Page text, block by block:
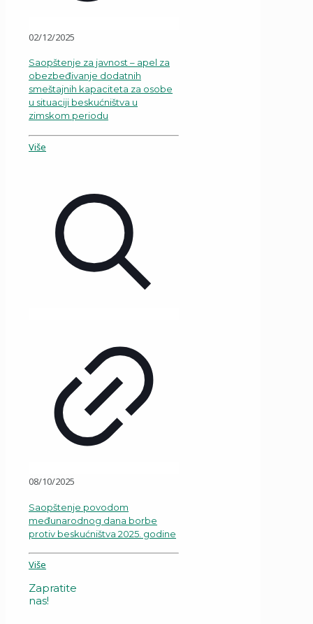
02/12/2025
Saopštenje za javnost – apel za
obezbeđivanje dodatnih
smeštajnih kapaciteta za osobe
u situaciji beskućništva u
zimskom periodu
Više
08/10/2025
Saopštenje povodom
međunarodnog dana borbe
protiv beskućništva 2025. godine
Više
Zapratite
nas!